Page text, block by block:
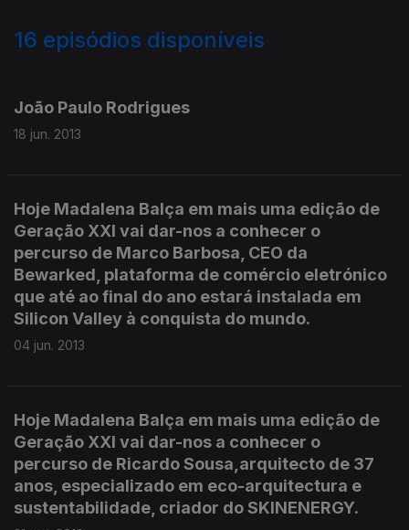
16 episódios disponíveis
João Paulo Rodrigues
18 jun. 2013
Hoje Madalena Balça em mais uma edição de
Geração XXI vai dar-nos a conhecer o
percurso de Marco Barbosa, CEO da
Bewarked, plataforma de comércio eletrónico
que até ao final do ano estará instalada em
Silicon Valley à conquista do mundo.
04 jun. 2013
Hoje Madalena Balça em mais uma edição de
Geração XXI vai dar-nos a conhecer o
percurso de Ricardo Sousa,arquitecto de 37
anos, especializado em eco-arquitectura e
sustentabilidade, criador do SKINENERGY.